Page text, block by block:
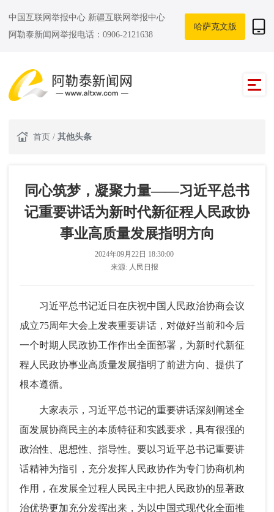
中国互联网举报中心 新疆互联网举报中心
阿勒泰新闻网举报电话：0906-2121638
哈萨克文版
首页 / 其他头条
同心筑梦，凝聚力量——习近平总书
记重要讲话为新时代新征程人民政协
事业高质量发展指明方向
2024年09月22日 18:30:00
来源: 人民日报
习近平总书记近日在庆祝中国人民政治协商会议
成立75周年大会上发表重要讲话，对做好当前和今后
一个时期人民政协工作作出全面部署，为新时代新征
程人民政协事业高质量发展指明了前进方向、提供了
根本遵循。
大家表示，习近平总书记的重要讲话深刻阐述全
面发展协商民主的本质特征和实践要求，具有很强的
政治性、思想性、指导性。要以习近平总书记重要讲
话精神为指引，充分发挥人民政协作为专门协商机构
作用，在发展全过程人民民主中把人民政协的显著政
治优势更加充分发挥出来，为以中国式现代化全面推